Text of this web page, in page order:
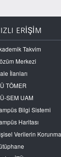
ERİŞİM
Takvim
Merkezi
İlanları
TÖMER
SEM UAM
Bilgi Sistemi
Haritası
Verilerin